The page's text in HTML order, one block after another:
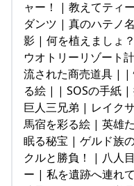
ャー！ | 教えてティ
ダンツ | 真のハテノ
影 | 何を植えましょ
ウオトリーリゾート
流された商売道具 | |
る絵 | | SOSの手紙
巨人三兄弟 | レイク
馬宿を彩る絵 | 英雄
眠る秘宝 | ゲルド族
クルと勝負！ | 八人
ー | 私を遺跡へ連れ